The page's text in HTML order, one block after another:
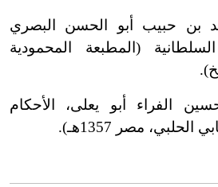
بن حبيب أبو الحسن البصري
(المطبعة المحمودية
الفراء أبو يعلى، الأحكام
مصر 1357هـ).